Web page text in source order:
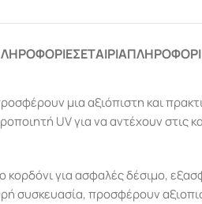
ΕΤΑΙΡΊΑ
μια αξιόπιστη και
UV για να αντέχουν στις
για ασφαλές δέσιμο,
συσκευασία, προσφέρουν